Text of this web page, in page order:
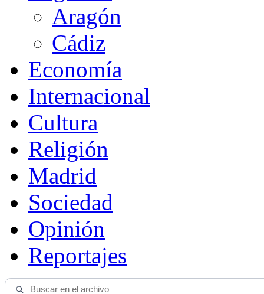
Aragón
Cádiz
Economía
Internacional
Cultura
Religión
Madrid
Sociedad
Opinión
Reportajes